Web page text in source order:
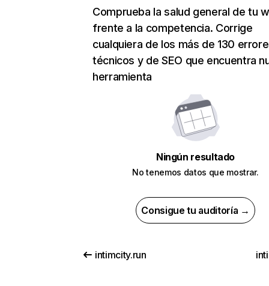
Comprueba la salud general de tu
frente a la competencia. Corrige
cualquiera de los más de 130
técnicos y de SEO que encuentra
herramienta
Ningún resultado
No tenemos datos que mostrar.
Consigue tu auditoría →
intimcity.run